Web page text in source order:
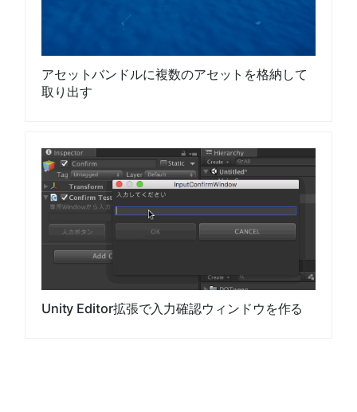
アセットバンドルに複数のアセットを格納して
取り出す
Unity Editor拡張で入力確認ウィンドウを作る